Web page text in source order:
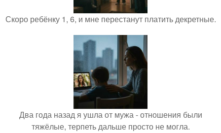
Скоро ребёнку 1, 6, и мне перестанут платить декретные.
Два года назад я ушла от мужа - отношения были
тяжёлые, терпеть дальше просто не могла.